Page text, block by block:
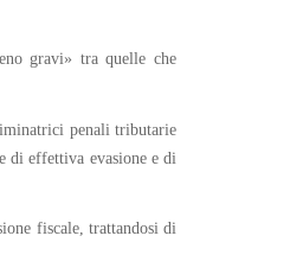
gravi» tra quelle che
penali tributarie
di effettiva evasione e di
fiscale, trattandosi di